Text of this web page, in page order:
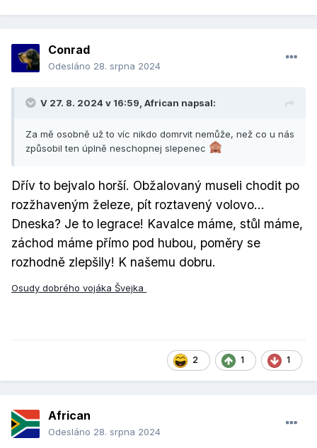
No a ono to na Fialu za par let taky vyplave, hlavne co se
tyka ministerstva obrany, tam ted podle me jedou v utajeni
pod zaminkou narodni bezpecnosti tak obrovske nakupy,
nikomu ani nezda.
penez), tam taky nebyl nahodou, a v kazde normalni zemi
by uz jen kvuli tomuhle nebyl premier.
Conrad
Odesláno 28. srpna 2024
V 27. 8. 2024 v 16:59, African napsal:
Za mě osobně už to víc nikdo domrvit nemůže, než co u nás
způsobil ten úplně neschopnej slepenec
Dřív to bejvalo horší. Obžalovaný museli chodit po
rozžhaveným železe, pít roztavený volovo…
Dneska? Je to legrace! Kavalce máme, stůl máme,
záchod máme přímo pod hubou, poměry se
rozhodně zlepšily! K našemu dobru.
Osudy dobrého vojáka Švejka
2 1 1
African
Odesláno 28. srpna 2024